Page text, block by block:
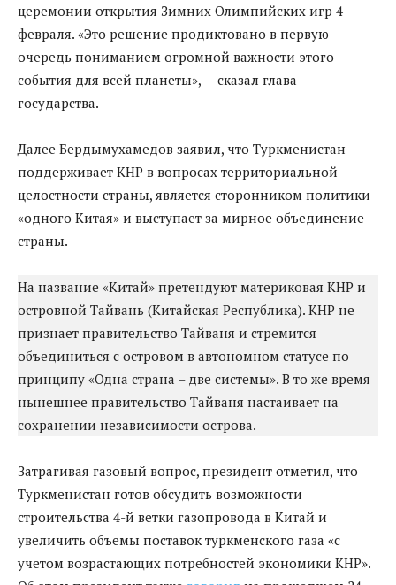
церемонии открытия Зимних Олимпийских игр 4
февраля. «Это решение продиктовано в первую
очередь пониманием огромной важности этого
события для всей планеты», — сказал глава
государства.
Далее Бердымухамедов заявил, что Туркменистан
поддерживает КНР в вопросах территориальной
целостности страны, является сторонником политики
«одного Китая» и выступает за мирное объединение
страны.
На название «Китай» претендуют материковая КНР и
островной Тайвань (Китайская Республика). КНР не
признает правительство Тайваня и стремится
объединиться с островом в автономном статусе по
принципу «Одна страна – две системы». В то же время
нынешнее правительство Тайваня настаивает на
сохранении независимости острова.
Затрагивая газовый вопрос, президент отметил, что
Туркменистан готов обсудить возможности
строительства 4-й ветки газопровода в Китай и
увеличить объемы поставок туркменского газа «с
учетом возрастающих потребностей экономики КНР».